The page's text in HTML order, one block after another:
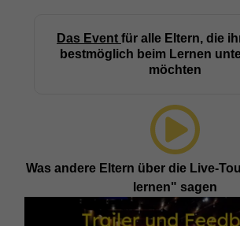
Das Event für alle Eltern, die
bestmöglich beim Lernen
möchten
Was andere Eltern über die Live-
lernen" sagen